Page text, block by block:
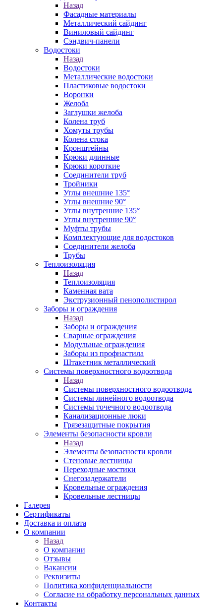
Назад
Фасадные материалы
Металлический сайдинг
Виниловый сайдинг
Сэндвич-панели
Водостоки
Назад
Водостоки
Металлические водостоки
Пластиковые водостоки
Воронки
Желоба
Заглушки желоба
Колена труб
Хомуты трубы
Колена стока
Кронштейны
Крюки длинные
Крюки короткие
Соединители труб
Тройники
Углы внешние 135°
Углы внешние 90°
Углы внутренние 135°
Углы внутренние 90°
Муфты трубы
Комплектующие для водостоков
Соединители желоба
Трубы
Теплоизоляция
Назад
Теплоизоляция
Каменная вата
Экструзионный пенополистирол
Заборы и ограждения
Назад
Заборы и ограждения
Сварные ограждения
Модульные ограждения
Заборы из профнастила
Штакетник металлический
Системы поверхностного водоотвода
Назад
Системы поверхностного водоотвода
Системы линейного водоотвода
Системы точечного водоотвода
Канализационные люки
Грязезащитные покрытия
Элементы безопасности кровли
Назад
Элементы безопасности кровли
Стеновые лестницы
Переходные мостики
Снегозадержатели
Кровельные ограждения
Кровельные лестницы
Галерея
Сертификаты
Доставка и оплата
О компании
Назад
О компании
Отзывы
Вакансии
Реквизиты
Политика конфиденциальности
Согласие на обработку персональных данных
Контакты